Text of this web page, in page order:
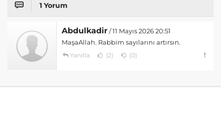
1 Yorum
Abdulkadir/ 11 Mayıs 2026 20:51
MaşaAllah. Rabbim sayılarını artırsın.
Yanıtla (2) (0)